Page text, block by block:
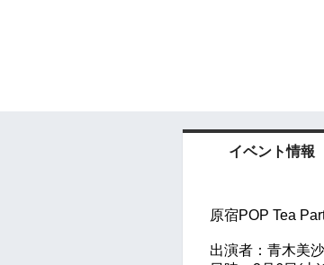
イベント情報
原宿POP Tea
出演者：青木美